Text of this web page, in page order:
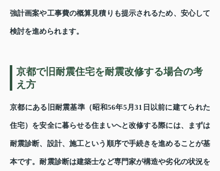
強計画案や工事費の概算見積りも提示されるため、安心して
検討を進められます。
京都で旧耐震住宅を耐震改修する場合の考
え方
京都にある旧耐震基準（昭和56年5月31日以前に建てられた
住宅）を安全に暮らせる住まいへと改修する際には、まずは
耐震診断、設計、施工という順序で手続きを進めることが基
本です。耐震診断は建築士など専門家が構造や劣化の状況を